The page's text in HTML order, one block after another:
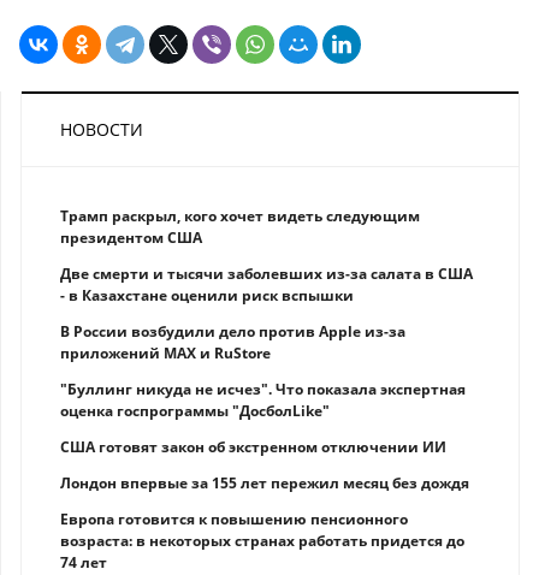
НОВОСТИ
Трамп раскрыл, кого хочет видеть следующим
президентом США
Две смерти и тысячи заболевших из-за салата в США
- в Казахстане оценили риск вспышки
В России возбудили дело против Apple из-за
приложений MAX и RuStore
"Буллинг никуда не исчез". Что показала экспертная
оценка госпрограммы "ДосболLike"
США готовят закон об экстренном отключении ИИ
Лондон впервые за 155 лет пережил месяц без дождя
Европа готовится к повышению пенсионного
возраста: в некоторых странах работать придется до
74 лет